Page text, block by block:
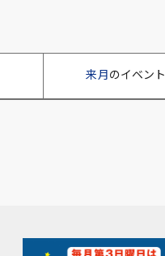
来月のイベント